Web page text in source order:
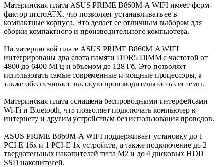
Материнская плата ASUS PRIME B860M-A WIFI имеет форм-
фактор microATX, что позволяет устанавливать ее в
компактные корпуса. Это делает ее отличным выбором для
сборки компактного и производительного компьютера.
На материнской плате ASUS PRIME B860M-A WIFI
интегрированы два слота памяти DDR5 DIMM с частотой от
4800 до 6400 МГц и объемом до 128 Гб. Это позволяет
использовать самые современные и мощные процессоры, а
также обеспечивает высокую производительность системы.
Материнская плата оснащена беспроводными интерфейсами
Wi-Fi и Bluetooth, что позволяет подключать компьютер к
интернету и другим устройствам без использования проводов.
ASUS PRIME B860M-A WIFI поддерживает установку до 1
PCI-E 16x и 1 PCI-E 1x устройств, а также подключение до 2
твердотельных накопителей типа М2 и до 4 дисковых HDD
SSD накопителей.